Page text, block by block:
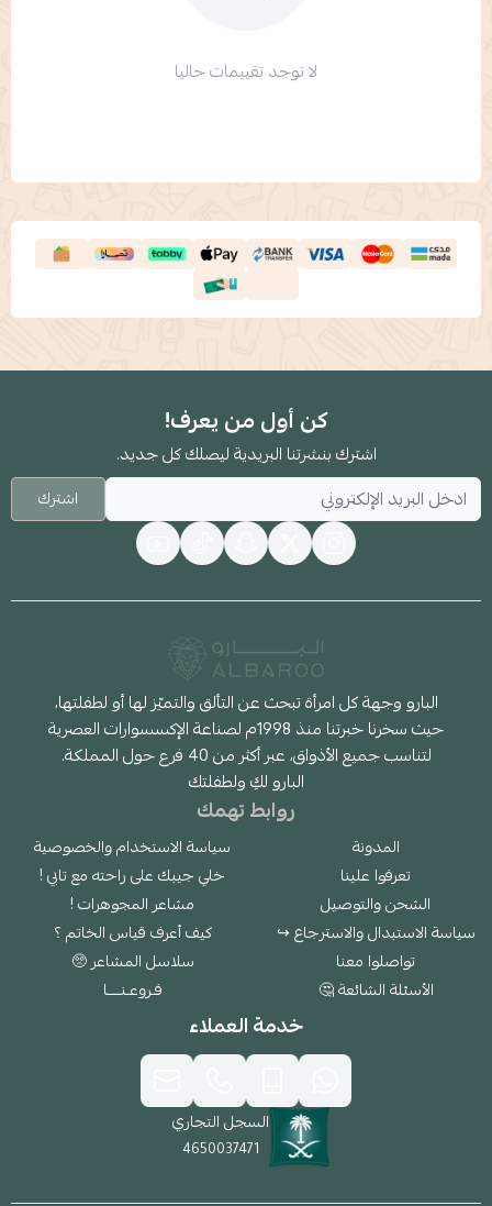
لا توجد تقييمات حاليا
كن أول من يعرف!
اشترك بنشرتنا البريدية ليصلك كل جديد.
اشترك
البارو وجهة كل امرأة تبحث عن التألق والتميّز لها أو لطفلتها،
حيث سخرنا خبرتنا منذ 1998م لصناعة الإكسسوارات العصرية
لتناسب جميع الأذواق، عبر أكثر من 40 فرع حول المملكة.
البارو لكِ ولطفلتك
روابط تهمك
المدونة
تعرفوا علينا
الشحن والتوصيل
سياسة الاستبدال والاسترجاع ↪
تواصلوا معنا
الأسئلة الشائعة 🤔
سياسة الاستخدام والخصوصية
خلي جيبك على راحته مع تابي !
مشاعر المجوهرات !
كيف أعرف قياس الخاتم ؟
سلاسل المشاعر 🥺
فـروعـنــــا
خدمة العملاء
السجل التجاري
4650037471